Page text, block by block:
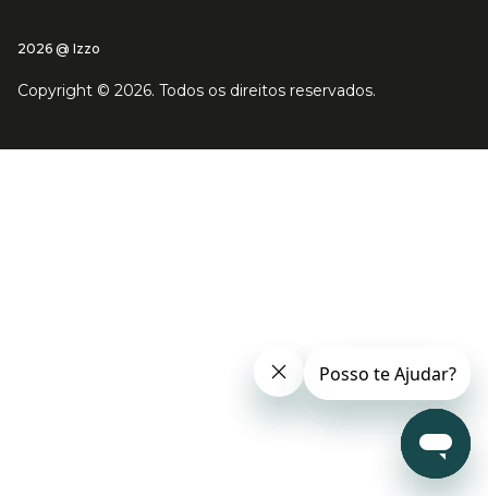
2026 @ Izzo
Copyright © 2026. Todos os direitos reservados.